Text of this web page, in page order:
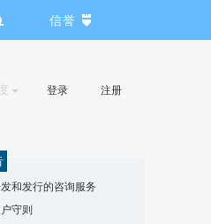
信誉
登录 注册
和发行的咨询服务
守则